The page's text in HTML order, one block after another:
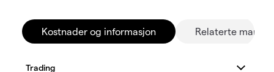
Kostnader og informasjon Relaterte